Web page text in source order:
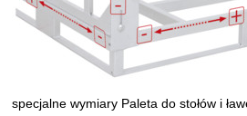
specjalne wymiary Paleta do stołów i